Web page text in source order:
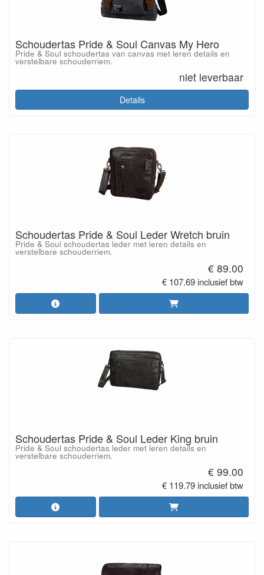
Schoudertas Pride & Soul Canvas My Hero
Pride & Soul schoudertas van canvas met leren details en
verstelbare schouderriem.
niet leverbaar
Details
Schoudertas Pride & Soul Leder Wretch bruin
Pride & Soul schoudertas leder met leren details en
verstelbare schouderriem.
€ 89.00
€ 107.69 inclusief btw
Schoudertas Pride & Soul Leder King bruin
Pride & Soul schoudertas leder met leren details en
verstelbare schouderriem.
€ 99.00
€ 119.79 inclusief btw